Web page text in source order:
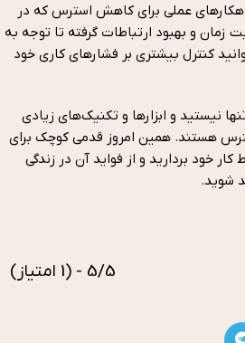
عملی برای کاهش استرس که در
زمان و بهبود ارتباطات گرفته تا توجه به
کنترل بیشتری بر فشارهای کاری خود
نیستید و ابزارها و تکنیک‌های زیادی
هستند. همین امروز قدمی کوچک برای
خود بردارید و از فواید آن در زندگی
شوید.
5/5 - (1 امتیاز)